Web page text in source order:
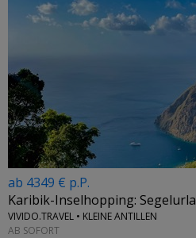
ab 4349 € p.P.
Karibik-Inselhopping:
VIVIDO.TRAVEL • KLEINE ANTILLEN
AB SOFORT